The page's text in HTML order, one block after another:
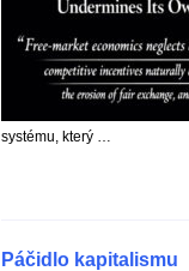
systému, který …
Páčidlo kapitalismu